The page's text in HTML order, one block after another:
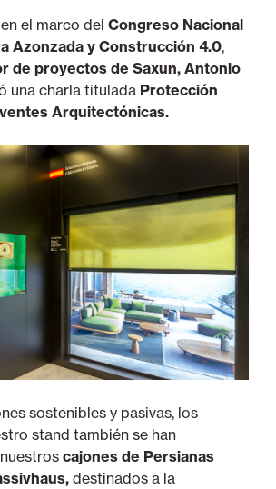
el marco del Congreso Nacional
Azonzada y Construcción 4.0,
de proyectos de Saxun, Antonio
una charla titulada Protección
Arquitectónicas.
sostenibles y pasivas, los
stand también se han
cajones de Persianas
destinados a la